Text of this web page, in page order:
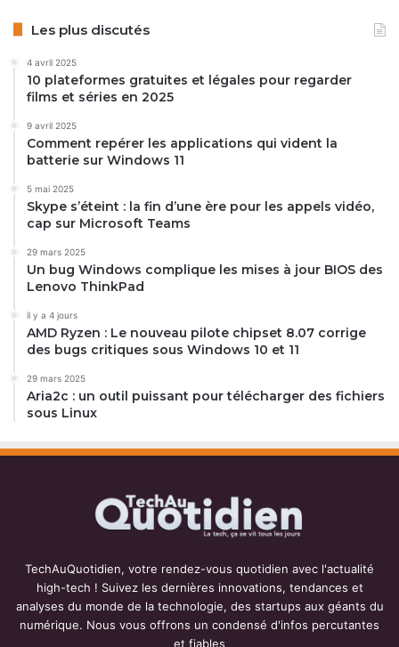
Les plus discutés
4 avril 2025
10 plateformes gratuites et légales pour regarder
films et séries en 2025
9 avril 2025
Comment repérer les applications qui vident la
batterie sur Windows 11
5 mai 2025
Skype s’éteint : la fin d’une ère pour les appels vidéo,
cap sur Microsoft Teams
29 mars 2025
Un bug Windows complique les mises à jour BIOS des
Lenovo ThinkPad
il y a 4 jours
AMD Ryzen : Le nouveau pilote chipset 8.07 corrige
des bugs critiques sous Windows 10 et 11
29 mars 2025
Aria2c : un outil puissant pour télécharger des fichiers
sous Linux
TechAuQuotidien, votre rendez-vous quotidien avec l'actualité
high-tech ! Suivez les dernières innovations, tendances et
analyses du monde de la technologie, des startups aux géants du
numérique. Nous vous offrons un condensé d'infos percutantes
et fiables